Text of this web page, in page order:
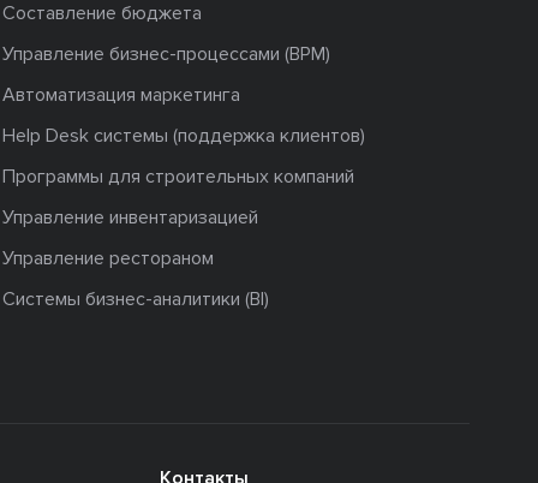
Составление бюджета
Управление бизнес-процессами (BPM)
Автоматизация маркетинга
Help Desk системы (поддержка клиентов)
Программы для строительных компаний
Управление инвентаризацией
Управление рестораном
Системы бизнес-аналитики (BI)